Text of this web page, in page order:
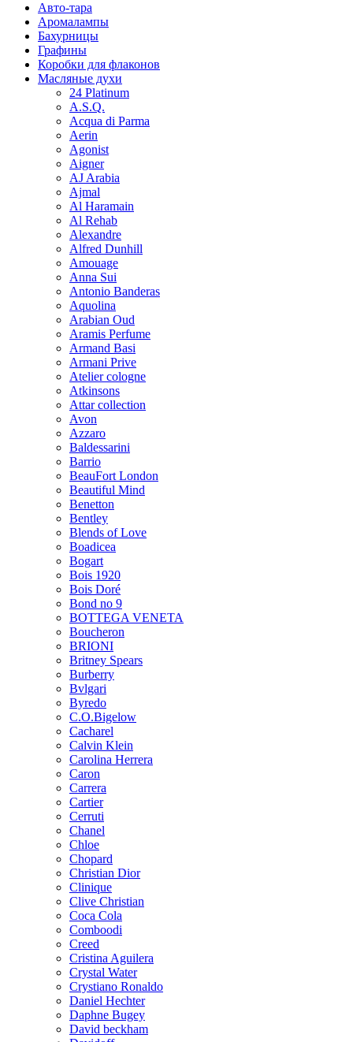
Авто-тара
Аромалампы
Бахурницы
Графины
Коробки для флаконов
Масляные духи
24 Platinum
A.S.Q.
Acqua di Parma
Aerin
Agonist
Aigner
AJ Arabia
Ajmal
Al Haramain
Al Rehab
Alexandre
Alfred Dunhill
Amouage
Anna Sui
Antonio Banderas
Aquolina
Arabian Oud
Aramis Perfume
Armand Basi
Armani Prive
Atelier cologne
Atkinsons
Attar collection
Avon
Azzaro
Baldessarini
Barrio
BeauFort London
Beautiful Mind
Benetton
Bentley
Blends of Love
Boadicea
Bogart
Bois 1920
Bois Doré
Bond no 9
BOTTEGA VENETA
Boucheron
BRIONI
Britney Spears
Burberry
Bvlgari
Byredo
C.O.Bigelow
Cacharel
Calvin Klein
Carolina Herrera
Caron
Carrera
Cartier
Cerruti
Chanel
Chloe
Chopard
Christian Dior
Clinique
Clive Christian
Coca Cola
Comboodi
Creed
Cristina Aguilera
Crystal Water
Crystiano Ronaldo
Daniel Hechter
Daphne Bugey
David beckham